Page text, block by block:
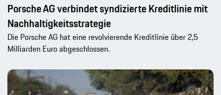
Porsche AG verbindet syndizierte Kreditlinie mit
Nachhaltigkeitsstrategie
Die Porsche AG hat eine revolvierende Kreditlinie über 2,5
Milliarden Euro abgeschlossen.